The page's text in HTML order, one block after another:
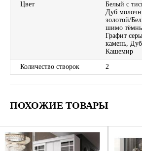
Цвет
Белый с
Дуб
золотой/
шимо
Графит
камень,
Кашемир
Количество створок 2
ПОХОЖИЕ ТОВАРЫ